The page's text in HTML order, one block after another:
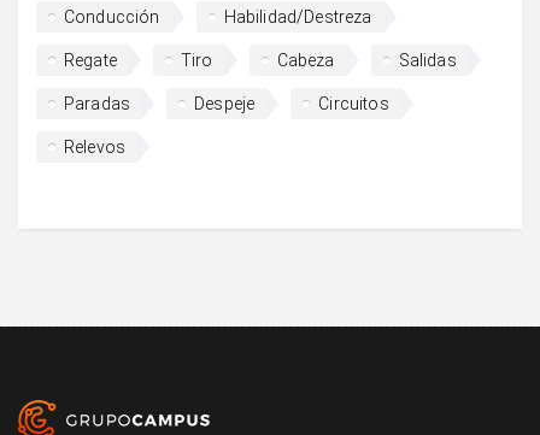
Conducción Habilidad/Destreza
Regate Tiro Cabeza Salidas
Paradas Despeje Circuitos
Relevos